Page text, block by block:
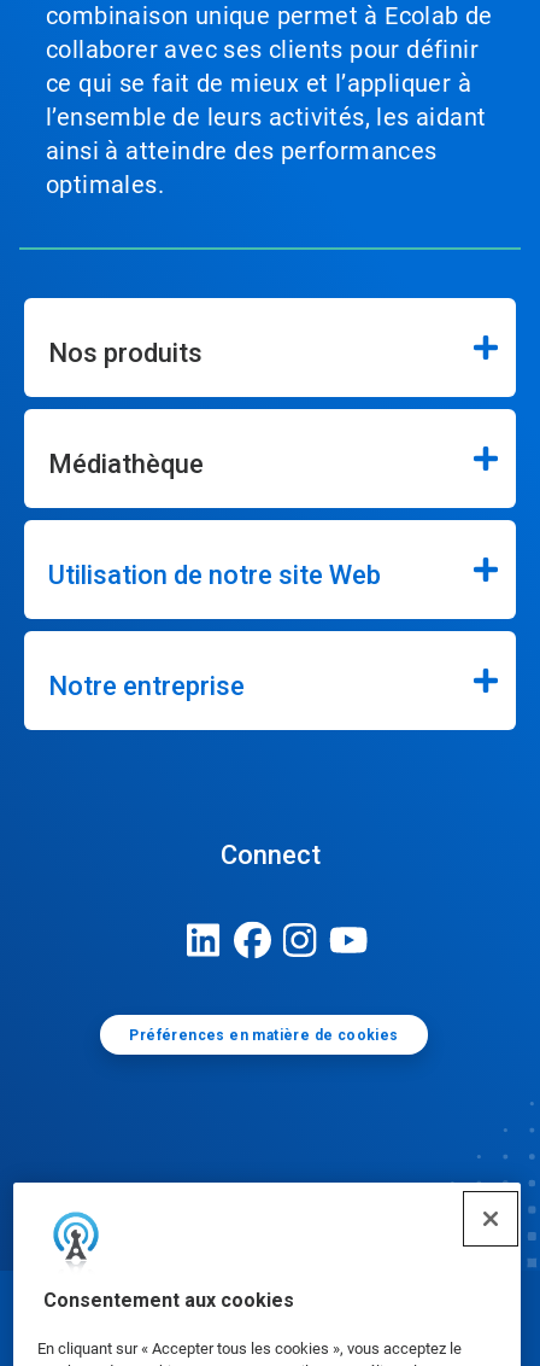
Consentement aux cookies
En cliquant sur « Accepter tous les cookies », vous acceptez le
combinaison unique permet à Ecolab de
collaborer avec ses clients pour définir
ce qui se fait de mieux et l’appliquer à
l’ensemble de leurs activités, les aidant
ainsi à atteindre des performances
optimales.
Nos produits
Médiathèque
Utilisation de notre site Web
Notre entreprise
Connect
Préférences en matière de cookies